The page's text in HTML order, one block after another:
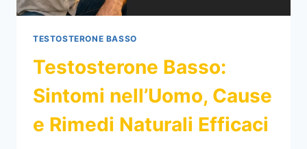
EQUILIBRIO
TESTOSTERONE BASSO
Testosterone Basso:
Sintomi nell’Uomo, Cause
e Rimedi Naturali Efficaci